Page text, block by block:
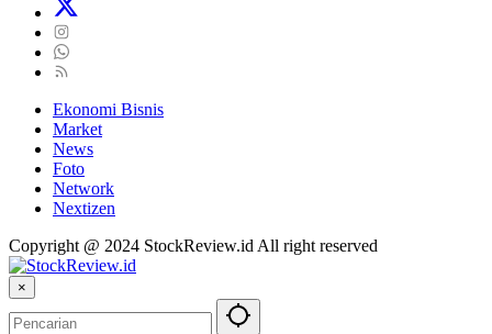
Ekonomi Bisnis
Market
News
Foto
Network
Nextizen
Copyright @ 2024 StockReview.id All right reserved
×